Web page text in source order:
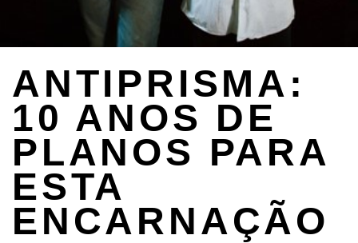
ANTIPRISMA:
10 ANOS DE
PLANOS PARA
ESTA
ENCARNAÇÃO